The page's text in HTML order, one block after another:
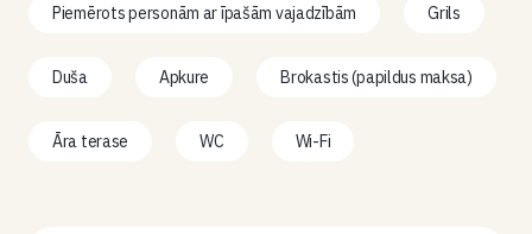
Piemērots personām ar īpašām vajadzībām Grils
Duša Apkure Brokastis (papildus maksa)
Āra terase WC Wi-Fi